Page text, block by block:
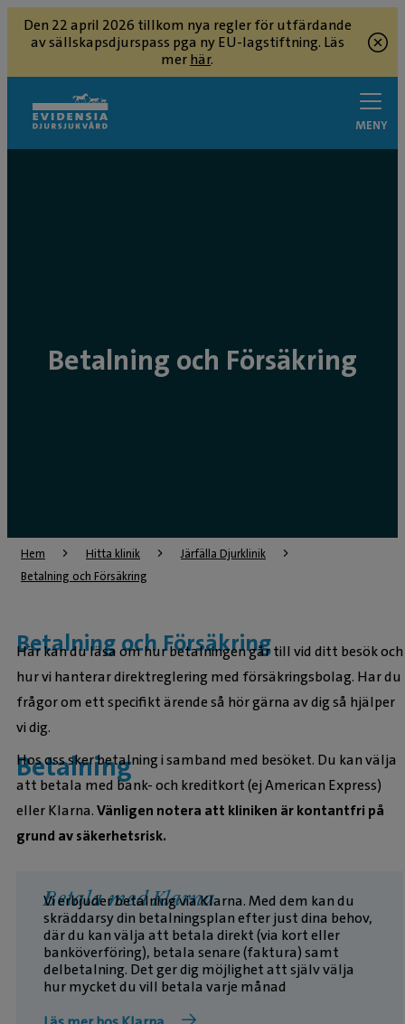
Den 22 april 2026 tillkom nya regler för utfärdande
av sällskapsdjurspass pga ny EU-lagstiftning. Läs
merhär.
MENY
Betalning och Försäkring
Hem Hitta klinik
Järfälla Djurklinik
Betalning och Försäkring
Betalning och Försäkring
Här kan du läsa om hur betalningen går till vid ditt besök och
hur vi hanterar direktreglering med försäkringsbolag. Har du
frågor om ett specifikt ärende så hör gärna av dig så hjälper
vi dig.
Betalning
Hos oss sker betalning i samband med besöket. Du kan välja
att betala med bank- och kreditkort (ej American Express)
eller Klarna.Vänligen notera att kliniken är kontantfri på
grund av säkerhetsrisk.
Betala med Klarna
Vi erbjuder betalning via Klarna. Med dem kan du
skräddarsy din betalningsplan efter just dina behov,
där du kan välja att betala direkt (via kort eller
banköverföring), betala senare (faktura) samt
delbetalning. Det ger dig möjlighet att själv välja
hur mycket du vill betala varje månad